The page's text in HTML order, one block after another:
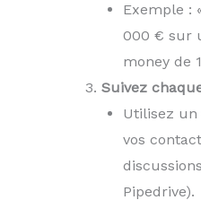
Exemple :
000 € sur
money de
Suivez
Utilisez un
vos
Pipedrive).